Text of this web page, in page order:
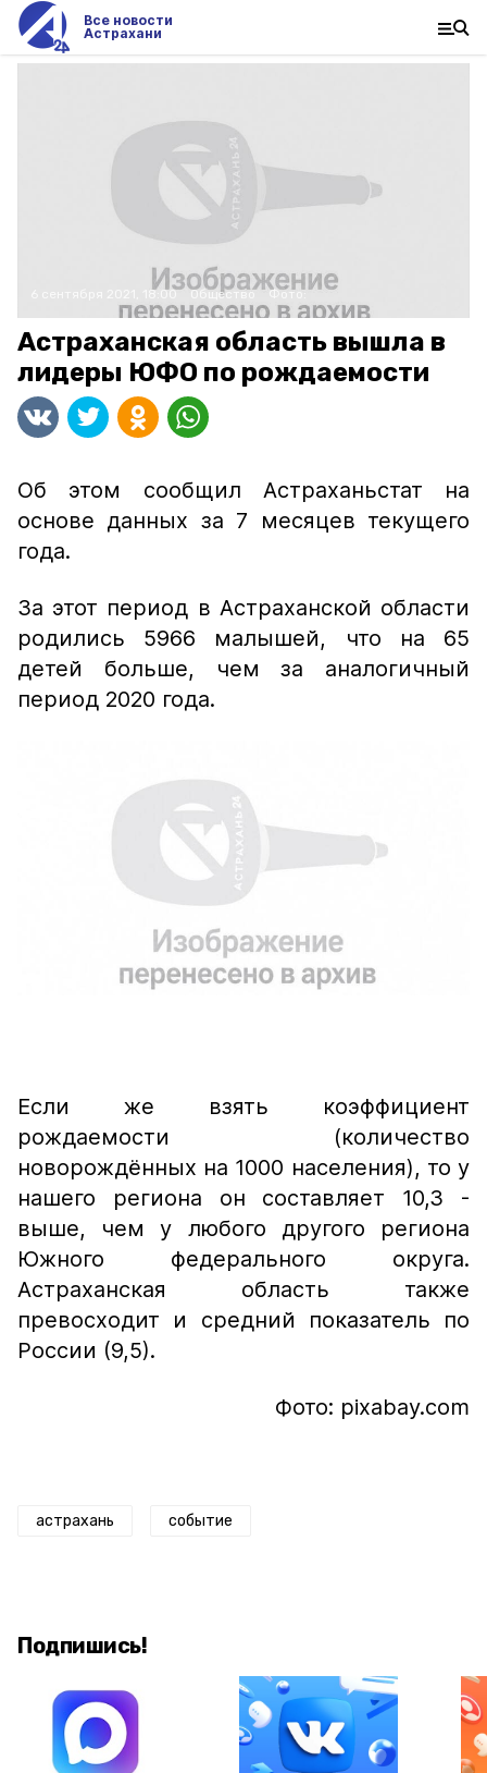
Все новости
Астрахани
6 сентября 2021, 18:00 Общество Фото:
Астраханская область вышла в
лидеры ЮФО по рождаемости
Об этом сообщил Астраханьстат на
основе данных за 7 месяцев текущего
года.
За этот период в Астраханской области
родились 5966 малышей, что на 65
детей больше, чем за аналогичный
период 2020 года.
Если же взять коэффициент
рождаемости (количество
новорождённых на 1000 населения), то у
нашего региона он составляет 10,3 -
выше, чем у любого другого региона
Южного федерального округа.
Астраханская область также
превосходит и средний показатель по
России (9,5).
Фото: pixabay.com
астрахань событие
Подпишись!